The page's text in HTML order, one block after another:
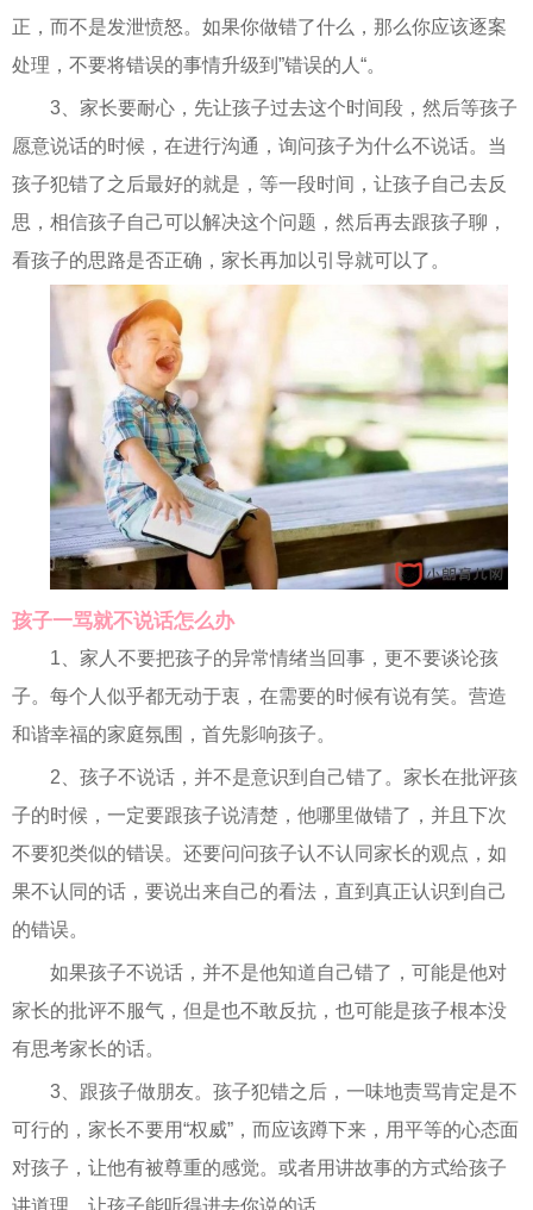
正，而不是发泄愤怒。如果你做错了什么，那么你应该逐案
处理，不要将错误的事情升级到”错误的人“。
3、家长要耐心，先让孩子过去这个时间段，然后等孩子
愿意说话的时候，在进行沟通，询问孩子为什么不说话。当
孩子犯错了之后最好的就是，等一段时间，让孩子自己去反
思，相信孩子自己可以解决这个问题，然后再去跟孩子聊，
看孩子的思路是否正确，家长再加以引导就可以了。
孩子一骂就不说话怎么办
1、家人不要把孩子的异常情绪当回事，更不要谈论孩
子。每个人似乎都无动于衷，在需要的时候有说有笑。营造
和谐幸福的家庭氛围，首先影响孩子。
2、孩子不说话，并不是意识到自己错了。家长在批评孩
子的时候，一定要跟孩子说清楚，他哪里做错了，并且下次
不要犯类似的错误。还要问问孩子认不认同家长的观点，如
果不认同的话，要说出来自己的看法，直到真正认识到自己
的错误。
如果孩子不说话，并不是他知道自己错了，可能是他对
家长的批评不服气，但是也不敢反抗，也可能是孩子根本没
有思考家长的话。
3、跟孩子做朋友。孩子犯错之后，一味地责骂肯定是不
可行的，家长不要用“权威”，而应该蹲下来，用平等的心态面
对孩子，让他有被尊重的感觉。或者用讲故事的方式给孩子